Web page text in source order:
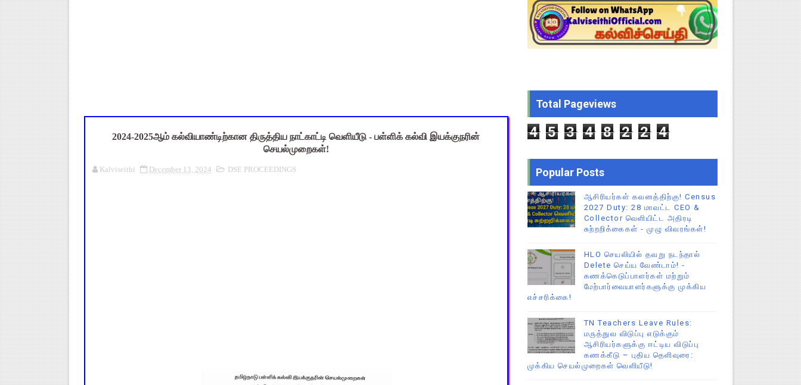
Census 2027: ஆசிரியர்களுக்கு அரை நாள் சுழற்சி முறையில் அனுமதி - திருப்பத்தூர் CEO முக்கிய சுற்றறிக்கை!
TET வழக்கு: மதுரை உயர்நீதிமன்றக் கிளை முக்கிய உத்தரவு! 8 வாரங்களில் முடிவெடுக்க அரசுக்கு ஆணையிடு!
2024-2025ஆம் கல்வியாண்டிற்கான திருத்திய நாட்காட்டி வெளியீடு - பள்ளிக் கல்வி இயக்குநரின்
செயல்முறைகள்!
Kalviseithi December 13, 2024 DSE PROCEEDINGS
Total Pageviews
4 5 3 4 8 2 2 4
Popular Posts
ஆசிரியர்கள் கவனத்திற்கு! Census
2027 Duty: 28 மாவட்ட CEO &
Collector வெளியிட்ட அதிரடி
சுற்றறிக்கைகள் - முழு விவரங்கள்!
HLO செயலியில் தவறு நடந்தால்
Delete செய்ய வேண்டாம்! -
கணக்கெடுப்பாளர்கள் மற்றும்
மேற்பார்வையாளர்களுக்கு முக்கிய
எச்சரிக்கை!
TN Teachers Leave Rules:
மருத்துவ விடுப்பு எடுக்கும்
ஆசிரியர்களுக்கு ஈட்டிய விடுப்பு
கணக்கீடு – புதிய தெளிவுரை:
முக்கிய செயல்முறைகள் வெளியீடு!